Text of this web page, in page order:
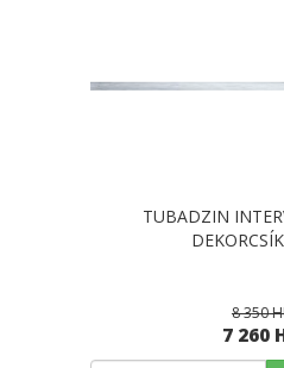
TUBADZIN
8 350
7 260